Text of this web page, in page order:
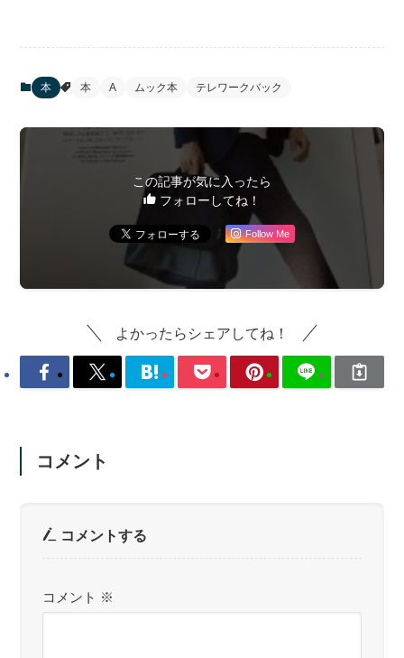
本 本 A ムック本 テレワークバック
この記事が気に入ったら
フォローしてね！
Follow Me
よかったらシェアしてね！
コメント
コメントする
コメント ※